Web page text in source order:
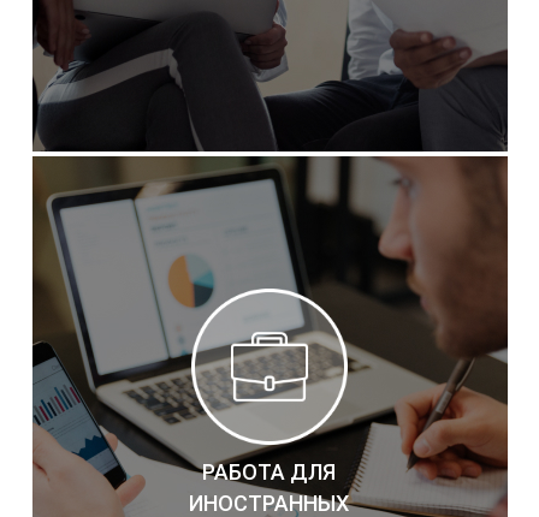
РАБОТА ДЛЯ
ИНОСТРАННЫХ